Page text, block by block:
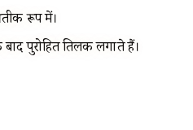
रूप में।
पुरोहित तिलक लगाते हैं।